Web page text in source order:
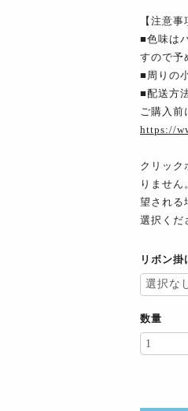
【注意事
■色味は
すので予
■周りの
■配送方
ご購入前
https://
クリック
りませ
望される
選択くだ
リボン
数量